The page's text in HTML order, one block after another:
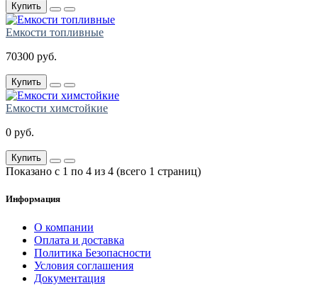
Купить
Емкости топливные
70300 руб.
Купить
Емкости химстойкие
0 руб.
Купить
Показано с 1 по 4 из 4 (всего 1 страниц)
Информация
О компании
Оплата и доставка
Политика Безопасности
Условия соглашения
Документация